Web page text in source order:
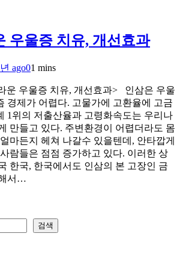
우울증 치유, 개선효과
ago01 mins
운 우울증 치유, 개선효과> 인삼은 우울
경제가 어렵다. 고물가에 고환율에 고금
1위의 저출산율과 고령화속도는 우리나
만들고 있다. 주변환경이 어렵더라도 몸
마든지 헤쳐 나갈수 있을텐데, 안타깝게
람들은 점점 증가하고 있다. 이러한 상
한국, 한국에서도 인삼의 본 고장인 금
서…
검색